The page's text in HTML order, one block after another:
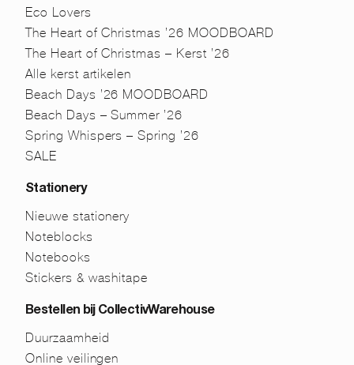
Eco Lovers
The Heart of Christmas ’26 MOODBOARD
The Heart of Christmas – Kerst ’26
Alle kerst artikelen
Beach Days ’26 MOODBOARD
Beach Days – Summer ’26
Spring Whispers – Spring ’26
SALE
Stationery
Nieuwe stationery
Noteblocks
Notebooks
Stickers & washitape
Bestellen bij CollectivWarehouse
Duurzaamheid
Online veilingen